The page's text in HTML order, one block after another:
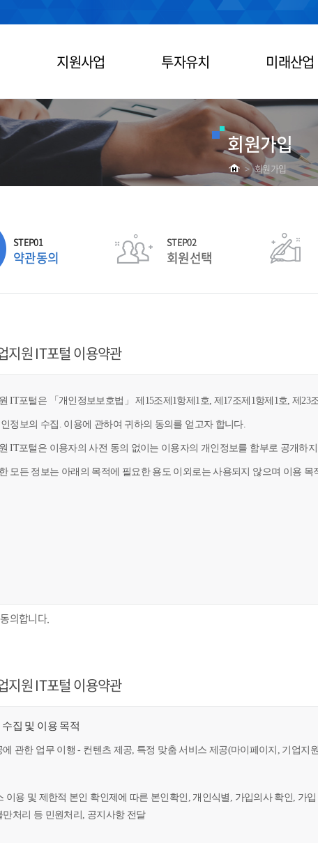
지원사업 투자유치 미래산업
회원가입
> 회원가입
STEP01
약관동의
STEP02
회원선택
지원 IT포털 이용약관
IT포털은 「개인정보보호법」 제15조제1항제1호, 제17조제1항제1호, 제23
정보의 수집. 이용에 관하여 귀하의 동의를 얻고자 합니다.
IT포털은 이용자의 사전 동의 없이는 이용자의 개인정보를 함부로 공개하
모든 정보는 아래의 목적에 필요한 용도 이외로는 사용되지 않으며 이용
의합니다.
지원 IT포털 이용약관
집 및 이용 목적
에 관한 업무 이행 - 컨텐츠 제공, 특정 맞춤 서비스 제공(마이페이지, 기업지
이용 및 제한적 본인 확인제에 따른 본인확인, 개인식별, 가입의사 확인, 가
만처리 등 민원처리, 공지사항 전달